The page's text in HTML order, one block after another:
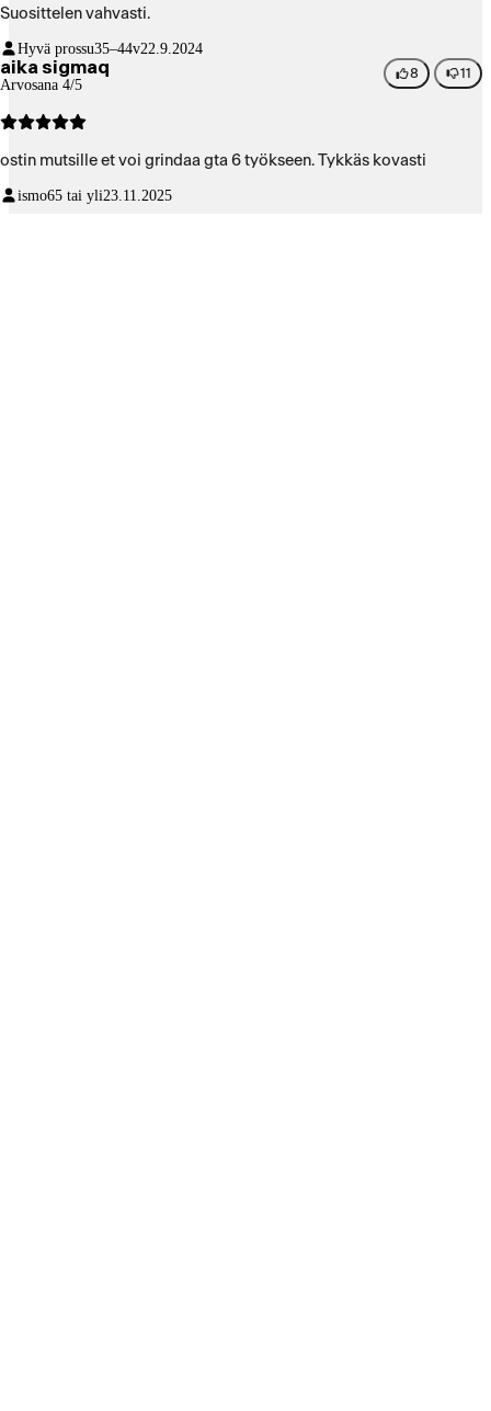
Suosittelen vahvasti.
Hyvä prossu35–44v22.9.2024
aika sigmaq
Arvosana 4/5
8 11
ostin mutsille et voi grindaa gta 6 työkseen. Tykkäs kovasti
ismo65 tai yli23.11.2025